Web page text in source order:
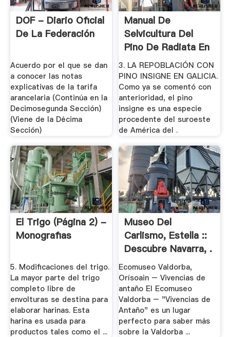
DOF - Diario Oficial
De La Federación
Acuerdo por el que se dan
a conocer las notas
explicativas de la tarifa
arancelaria (Continúa en la
Decimosegunda Sección)
(Viene de la Décima
Sección)
Manual De
Selvicultura Del
Pino De Radiata En
3. LA REPOBLACIÓN CON
PINO INSIGNE EN GALICIA.
Como ya se comentó con
anterioridad, el pino
insigne es una especie
procedente del suroeste
de América del .
El Trigo (página 2) -
Monografias
5. Modificaciones del trigo.
La mayor parte del trigo
completo libre de
envolturas se destina para
elaborar harinas. Esta
harina es usada para
productos tales como el ...
Museo Del
Carlismo, Estella ::
Descubre Navarra, .
Ecomuseo Valdorba,
Orísoain – Vivencias de
antaño El Ecomuseo
Valdorba – "Vivencias de
Antaño" es un lugar
perfecto para saber más
sobre la Valdorba ...